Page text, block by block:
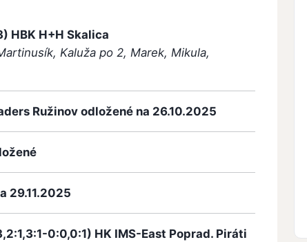
HBK H+H Skalica
Kaluža po 2, Marek, Mikula,
Ružinov odložené na 26.10.2025
29.11.2025
0:0,0:1) HK IMS-East Poprad. Piráti